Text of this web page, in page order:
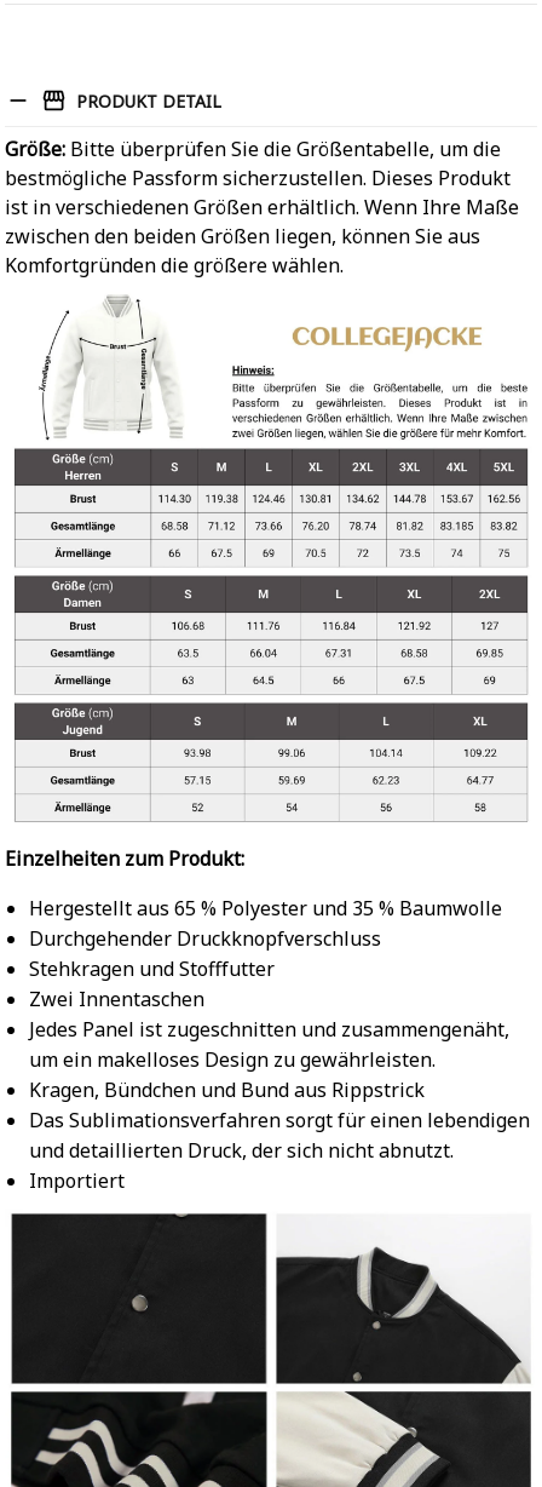
PRODUKT DETAIL
Größe: Bitte überprüfen Sie die Größentabelle, um die
bestmögliche Passform sicherzustellen. Dieses Produkt
ist in verschiedenen Größen erhältlich. Wenn Ihre Maße
zwischen den beiden Größen liegen, können Sie aus
Komfortgründen die größere wählen.
Einzelheiten zum Produkt:
Hergestellt aus 65 % Polyester und 35 % Baumwolle
Durchgehender Druckknopfverschluss
Stehkragen und Stofffutter
Zwei Innentaschen
Jedes Panel ist zugeschnitten und zusammengenäht,
um ein makelloses Design zu gewährleisten.
Kragen, Bündchen und Bund aus Rippstrick
Das Sublimationsverfahren sorgt für einen lebendigen
und detaillierten Druck, der sich nicht abnutzt.
Importiert